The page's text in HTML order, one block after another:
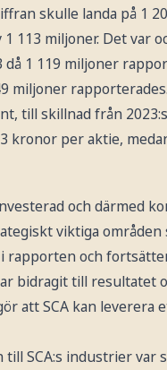
skulle landa på 1
113 miljoner. Det var
1 119 miljoner
miljoner
till skillnad från
kronor per aktie,
och därmed
viktiga områden
rapporten och
bidragit till resultatet
att SCA kan leverera
SCA:s industrier var